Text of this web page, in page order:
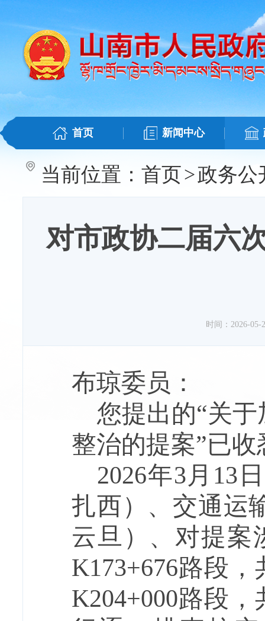
首页 新闻中心
当前位置： 首页>政务公
对市政协二届六
时间：2026-05-
布琼委员：
您提出的“关
整治的提案”已
2026年3月13
扎西）、交通运
云旦）、对提案
K173+676路段，
K204+000路段